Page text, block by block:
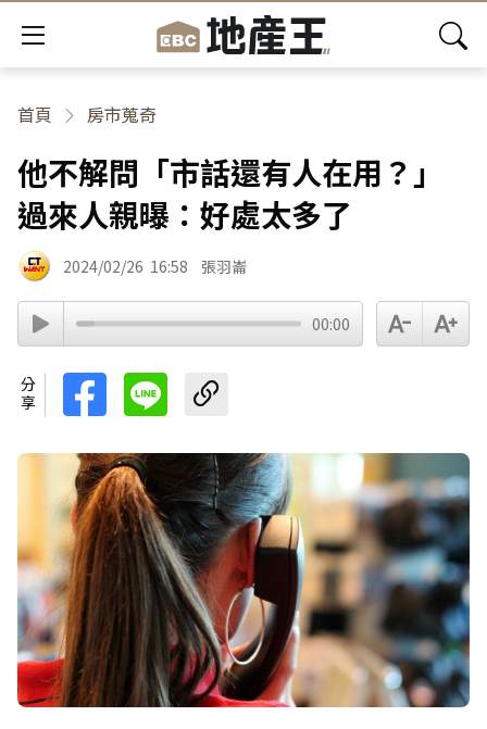
首頁 房市蒐奇
他不解問「市話還有人在用？」
過來人親曝：好處太多了
2024/02/26 16:58 張羽崙
00:00
分享